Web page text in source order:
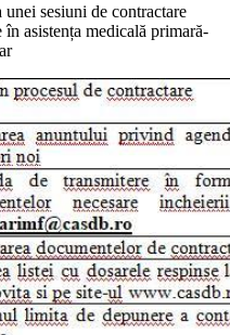
sesiuni de contractare
asistența medicală primară-